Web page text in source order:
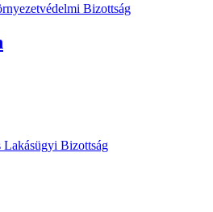
Bizottság
Lakásügyi Bizottság